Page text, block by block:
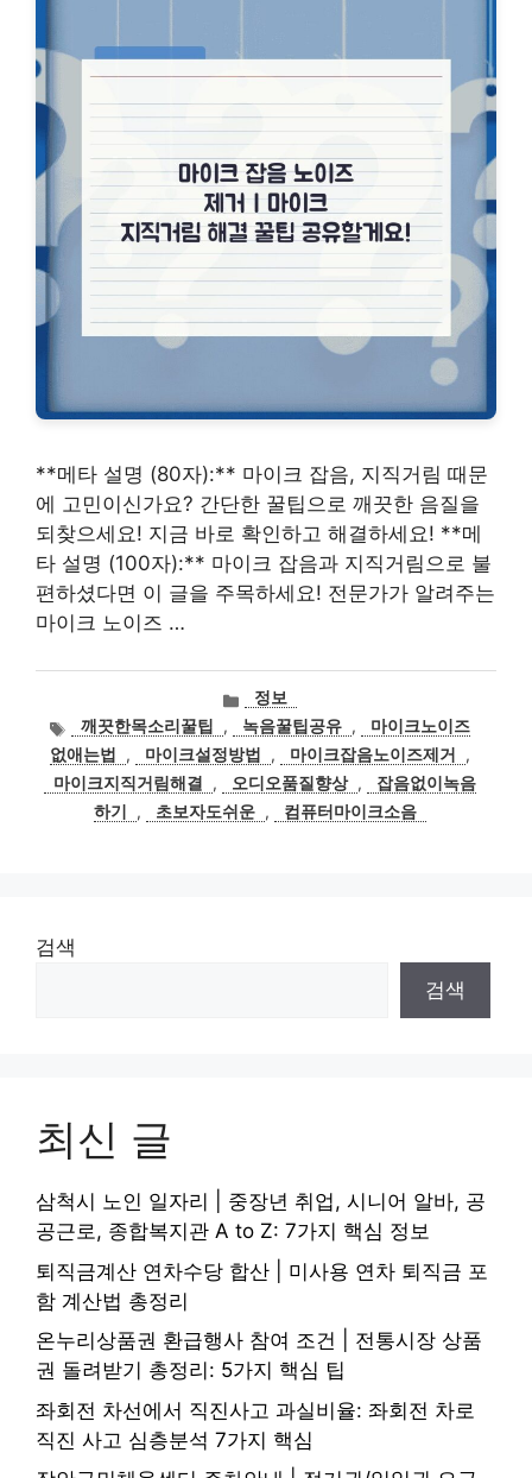
**메타 설명 (80자):** 마이크 잡음, 지직거림 때문
에 고민이신가요? 간단한 꿀팁으로 깨끗한 음질을
되찾으세요! 지금 바로 확인하고 해결하세요! **메
타 설명 (100자):** 마이크 잡음과 지직거림으로 불
편하셨다면 이 글을 주목하세요! 전문가가 알려주는
마이크 노이즈 …
카
테
고
리
정보
태
그
깨끗한목소리꿀팁 , 녹음꿀팁공유 ,
마이크노이즈
없애는법
, 마이크설정방법 , 마이크잡음노이즈제거
,
마이크지직거림해결
, 오디오품질향상 ,
잡음없이녹음
하기
, 초보자도쉬운 , 컴퓨터마이크소음
검색
검색
최신 글
삼척시 노인 일자리 | 중장년 취업, 시니어 알바, 공
공근로, 종합복지관 A to Z: 7가지 핵심 정보
퇴직금계산 연차수당 합산 | 미사용 연차 퇴직금 포
함 계산법 총정리
온누리상품권 환급행사 참여 조건 | 전통시장 상품
권 돌려받기 총정리: 5가지 핵심 팁
좌회전 차선에서 직진사고 과실비율: 좌회전 차로
직진 사고 심층분석 7가지 핵심